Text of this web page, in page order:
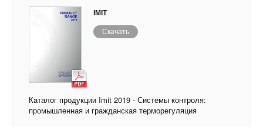
IMIT
Скачать
Каталог продукции Imit 2019 - Системы контроля:
промышленная и гражданская терморегуляция